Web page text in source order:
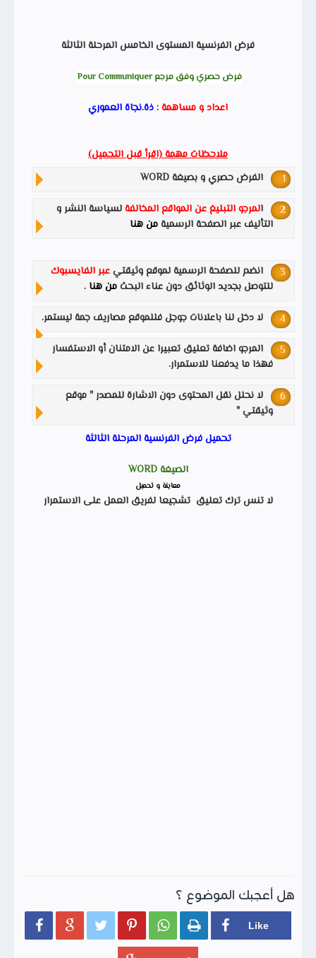
فرض الفرنسية المستوى الخامس المرحلة الثالثة
فرض حصري وفق مرجع Pour Communiquer
اعداد و مساهمة:ذة.نجاة العموري
ملاحظات مهمة (اقرأ قبل التحميل)
الفرض حصري و بصيغة WORD
المرجو التبليغ عن المواقع المخالفةلسياسة النشر و
التأليف عبر الصفحة الرسميةمن هنا
انضم للصفحة الرسمية لموقع وثيقتيعبر الفايسبوك
للتوصل بجديد الوثائق دون عناء البحثمن هنا .
لا دخل لنا باعلانات جوجل فللموقع مصاريف جمة ليستمر.
المرجو اضافة تعليق تعبيرا عن الامتنان أو الاستفسار
فهذا ما يدفعنا للاستمرار.
لا نحلل نقل المحتوى دون الاشارة للمصدر " موقع
وثيقتي "
تحميل فرض الفرنسية المرحلة الثالثة
الصيغة WORD
معاينة و تحميل
لا تنس ترك تعليق تشجيعا لفريق العمل على الاستمرار
هل أعجبك الموضوع ؟
     